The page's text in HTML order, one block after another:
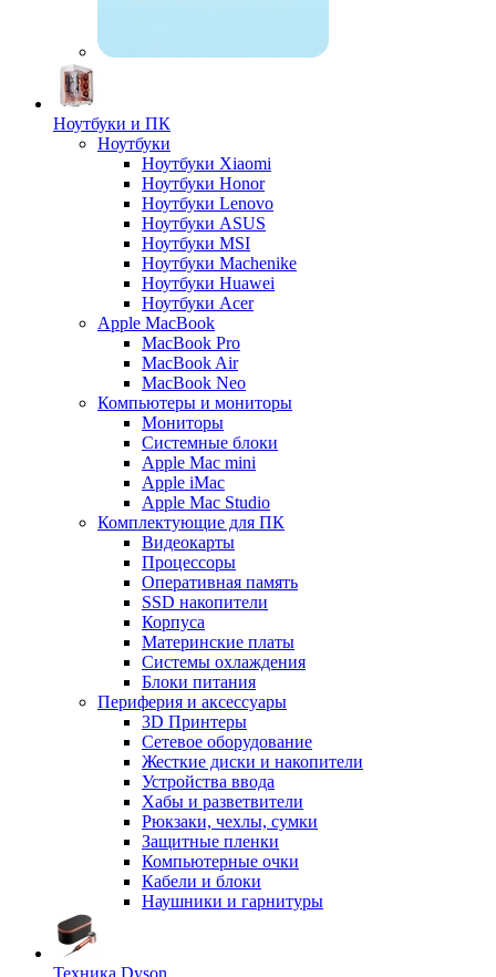
Ноутбуки и ПК
Ноутбуки
Ноутбуки Xiaomi
Ноутбуки Honor
Ноутбуки Lenovo
Ноутбуки ASUS
Ноутбуки MSI
Ноутбуки Machenike
Ноутбуки Huawei
Ноутбуки Acer
Apple MacBook
MacBook Pro
MacBook Air
MacBook Neo
Компьютеры и мониторы
Мониторы
Системные блоки
Apple Mac mini
Apple iMac
Apple Mac Studio
Комплектующие для ПК
Видеокарты
Процессоры
Оперативная память
SSD накопители
Корпуса
Материнские платы
Системы охлаждения
Блоки питания
Периферия и аксессуары
3D Принтеры
Сетевое оборудование
Жесткие диски и накопители
Устройства ввода
Хабы и разветвители
Рюкзаки, чехлы, сумки
Защитные пленки
Компьютерные очки
Кабели и блоки
Наушники и гарнитуры
Техника Dyson